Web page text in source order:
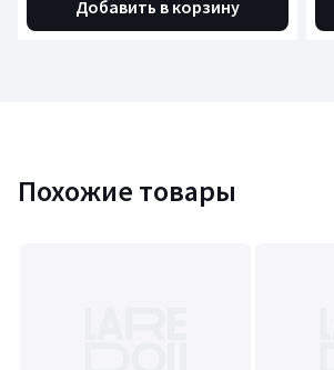
Добавить в корзину
Похожие товары